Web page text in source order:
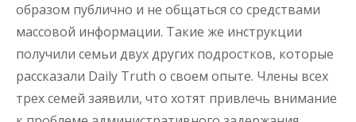
образом публично и не общаться со средствами
массовой информации. Такие же инструкции
получили семьи двух других подростков, которые
рассказали Daily Truth о своем опыте. Члены всех
трех семей заявили, что хотят привлечь внимание